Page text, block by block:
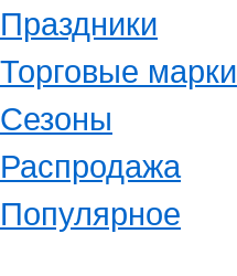
Праздники
Торговые марки
Сезоны
Распродажа
Популярное